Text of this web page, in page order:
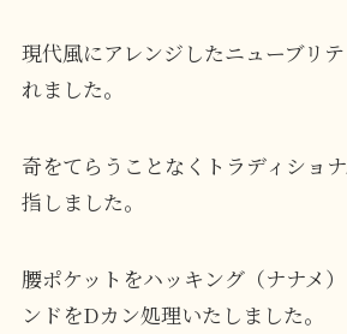
現代風にアレンジしたニューブリ
れました。
奇をてらうことなくトラディショ
指しました。
腰ポケットをハッキング（ナナメ
ンドをDカン処理いたしました。